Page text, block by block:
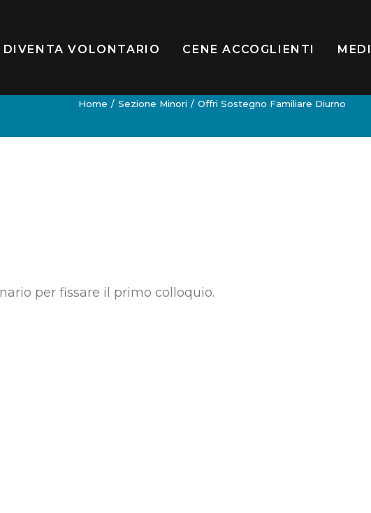
DIVENTA VOLONTARIO CENE ACCOGLIENTI
Home Sezione Minori Offri Sostegno Familiare Diurno
per fissare il primo colloquio.